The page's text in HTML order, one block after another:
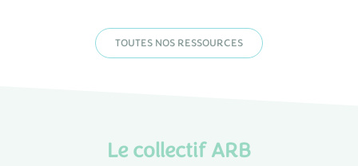
TOUTES NOS RESSOURCES
Le collectif ARB